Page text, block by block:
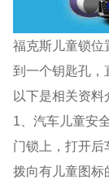
福克斯儿童锁位
到一个钥匙孔，
以下是相关资料
1、汽车儿童安
门锁上，打开后
拨向有儿童图标